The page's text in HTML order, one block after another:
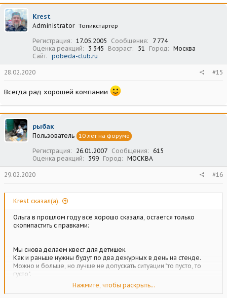
к
ц
и
и
Krest
Administrator Топикстартер
Регистрация 17.05.2005 Сообщения
7 774
Оценка реакций
3 345 Возраст 51 Город
Москва
Сайт
pobeda-club.ru
28.02.2020 #15
Всегда рад хорошей компании
рыбак
Пользователь 10 лет на форуме
Регистрация 26.01.2007 Сообщения
615
Оценка реакций
399 Город МОСКВА
29.02.2020 #16
Krest сказал(а):
Ольга в прошлом году все хорошо сказала, остается только
скопипастить с правками:
Мы снова делаем квест для детишек.
Как и раньше нужны будут по два дежурных в день на стенде.
Можно и больше, но лучше не допускать ситуации "то пусто, то
густо".
Дежурные обеспечиваются постоянным пропуском, почетом и
уважением
Нажмите, чтобы раскрыть...